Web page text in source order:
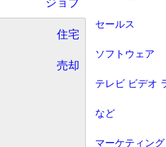
住宅
売却
セールス
ソフトウェア
テレビ ビデオ
など
マーケティング